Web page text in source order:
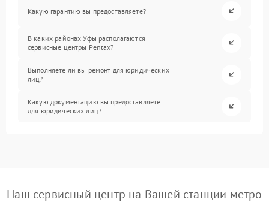
Какую гарантию вы предоставляете?
В каких районах Уфы располагаются
сервисные центры Pentax?
Выполняете ли вы ремонт для юридических
лиц?
Какую документацию вы предоставляете
для юридических лиц?
Наш сервисный центр на Вашей станции метро